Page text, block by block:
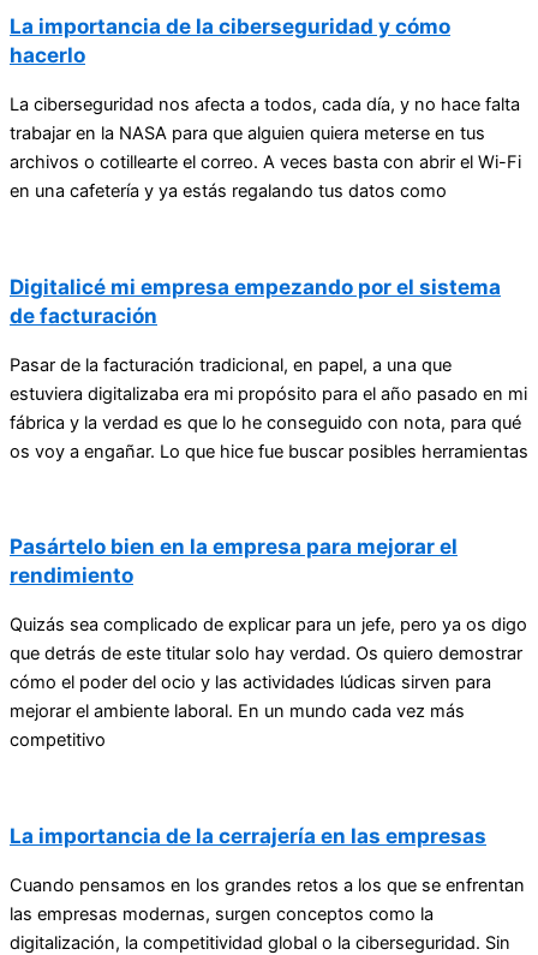
La importancia de la ciberseguridad y cómo
hacerlo
La ciberseguridad nos afecta a todos, cada día, y no hace falta
trabajar en la NASA para que alguien quiera meterse en tus
archivos o cotillearte el correo. A veces basta con abrir el Wi-Fi
en una cafetería y ya estás regalando tus datos como
Digitalicé mi empresa empezando por el sistema
de facturación
Pasar de la facturación tradicional, en papel, a una que
estuviera digitalizaba era mi propósito para el año pasado en mi
fábrica y la verdad es que lo he conseguido con nota, para qué
os voy a engañar. Lo que hice fue buscar posibles herramientas
Pasártelo bien en la empresa para mejorar el
rendimiento
Quizás sea complicado de explicar para un jefe, pero ya os digo
que detrás de este titular solo hay verdad. Os quiero demostrar
cómo el poder del ocio y las actividades lúdicas sirven para
mejorar el ambiente laboral. En un mundo cada vez más
competitivo
La importancia de la cerrajería en las empresas
Cuando pensamos en los grandes retos a los que se enfrentan
las empresas modernas, surgen conceptos como la
digitalización, la competitividad global o la ciberseguridad. Sin